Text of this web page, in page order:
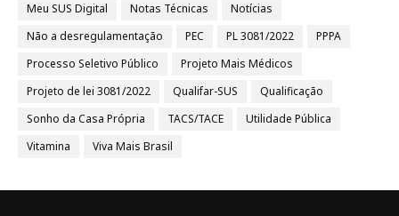
Meu SUS Digital
Notas Técnicas
Notícias
Não a desregulamentação
PEC PL 3081/2022
PPPA
Processo Seletivo Público
Projeto Mais Médicos
Projeto de lei 3081/2022
Qualifar-SUS
Qualificação
Sonho da Casa Própria
TACS/TACE
Utilidade Pública
Vitamina
Viva Mais Brasil